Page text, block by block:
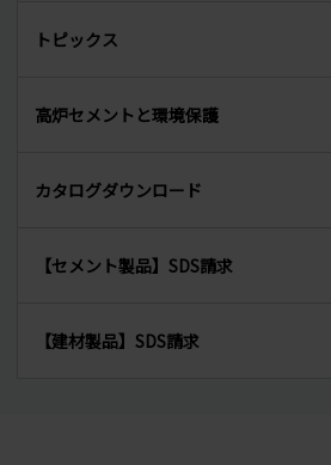
インターンシップ
先輩からのメッセージ
トピックス
高炉セメントと環境保護
カタログダウンロード
【セメント製品】SDS請求
【建材製品】SDS請求